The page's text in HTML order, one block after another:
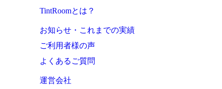
TintRoomとは？
お知らせ・これまでの実績
ご利用者様の声
よくあるご質問
運営会社